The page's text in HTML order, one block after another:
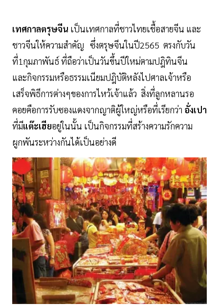
เทศกาลตรุษจีน เป็นเทศกาลที่ชาวไทยเชื้อสายจีน และ
ชาวจีนให้ความสำคัญ ซึ่งตรุษจีนในปี2565 ตรงกับวัน
ที่1กุมภาพันธ์ ที่ถือว่าเป็นวันขึ้นปีใหม่ตามปฎิทินจีน
และกิจกรรมหรือธรรมเนียมปฎิบัติหลังไปศาลเจ้าหรือ
เสร็จพิธีการต่างๆของการไหว้เจ้าแล้ว สิ่งที่ลูกหลานรอ
คอยคือการรับซองแดงจากญาติผู้ใหญ่หรือที่เรียกว่า อั่งเปา
ที่มีแต๊ะเฮียอยู่ในนั้น เป็นกิจกรรมที่สร้างความรักความ
ผูกพันระหว่างกันได้เป็นอย่างดี